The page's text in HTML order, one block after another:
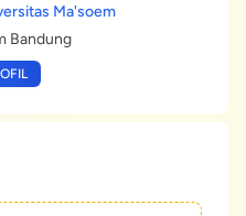
Ma'soem
Bandung